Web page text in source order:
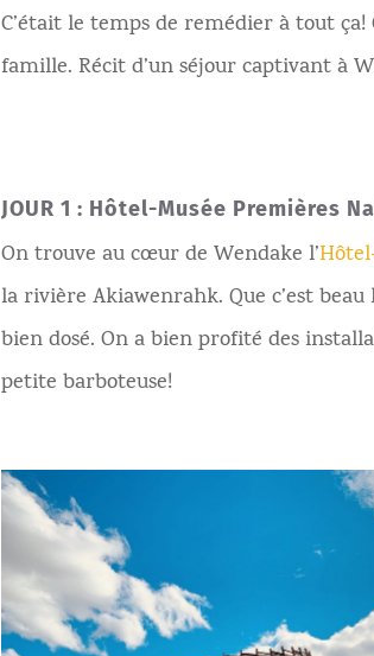
C’était le temps de remédier à tout
famille. Récit d’un séjour captivant à
JOUR 1 : Hôtel-Musée Premières
On trouve au cœur de Wendake l’
la rivière Akiawenrahk. Que c’est
bien dosé. On a bien profité des
petite barboteuse!